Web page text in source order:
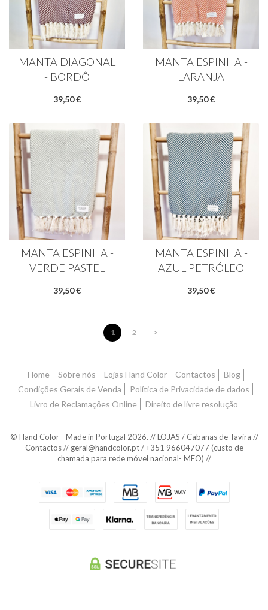
MANTA DIAGONAL
- BORDÔ
39,50 €
MANTA ESPINHA -
LARANJA
39,50 €
MANTA ESPINHA -
VERDE PASTEL
39,50 €
MANTA ESPINHA -
AZUL PETRÓLEO
39,50 €
1 2 >
Home Sobre nós Lojas Hand Color Contactos
Blog
Condições Gerais de Venda
Política de Privacidade de dados
Livro de Reclamações Online
Direito de livre resolução
© Hand Color - Made in Portugal 2026. // LOJAS / Cabanas de Tavira //
Contactos // geral@handcolor.pt / +351 966047077 (custo de
chamada para rede móvel nacional- MEO) //